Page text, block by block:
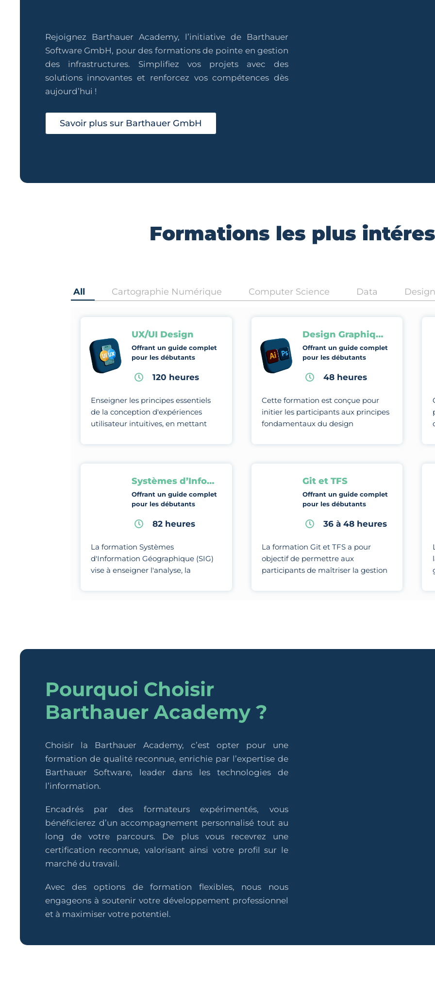
Rejoignez Barthauer Academy, l’initiative de Barthauer
Software GmbH, pour des formations de pointe en gestion
des infrastructures. Simplifiez vos projets avec des
solutions innovantes et renforcez vos compétences dès
aujourd’hui !
Savoir plus sur Barthauer GmbH
Formations les plus
All Cartographie Numérique Computer Science Data Design
UX/UI Design
Offrant un guide complet
pour les débutants
120 heures
Enseigner les principes essentiels
de la conception d'expériences
utilisateur intuitives, en mettant
l'interaction entre l'utilisateur et
Design Graphique
Offrant un guide complet
pour les débutants
48 heures
Cette formation est conçue pour
initier les participants aux principes
fondamentaux du design
des techniques et des outils
Systèmes d’Information Géographique
Offrant un guide complet
pour les débutants
82 heures
La formation Systèmes
d'Information Géographique (SIG)
vise à enseigner l'analyse, la
données géospatiales à l'aide
Git et TFS
Offrant un guide complet
pour les débutants
36 à 48 heures
La formation Git et TFS a pour
objectif de permettre aux
participants de maîtriser la gestion
équipe en utilisant Git pour le
Pourquoi Choisir
Barthauer Academy ?
Choisir la Barthauer Academy, c’est opter pour une
formation de qualité reconnue, enrichie par l’expertise de
Barthauer Software, leader dans les technologies de
l’information.
Encadrés par des formateurs expérimentés, vous
bénéficierez d’un accompagnement personnalisé tout au
long de votre parcours. De plus vous recevrez une
certification reconnue, valorisant ainsi votre profil sur le
marché du travail.
Avec des options de formation flexibles, nous nous
engageons à soutenir votre développement professionnel
et à maximiser votre potentiel.